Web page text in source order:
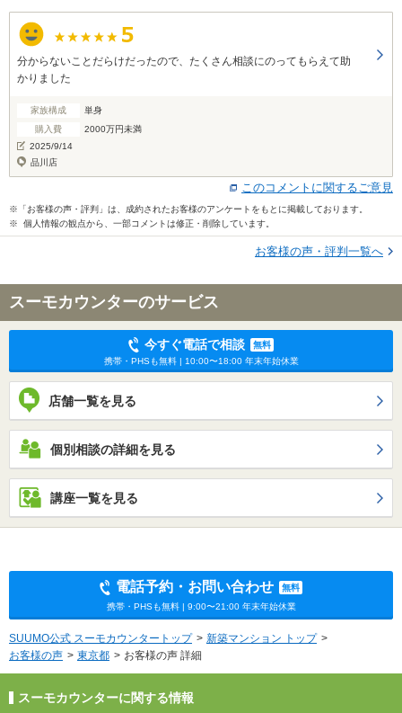
分からないことだらけだったので、たくさん相談にのってもらえて助
かりました
家族構成
単身
購入費
2000万円未満
2025/9/14
品川店
このコメントに関するご意見
※「お客様の声・評判」は、成約されたお客様のアンケートをもとに掲載しております。
※ 個人情報の観点から、一部コメントは修正・削除しています。
お客様の声・評判一覧へ
スーモカウンターのサービス
今すぐ電話で相談
無料
携帯・PHSも無料 | 10:00〜18:00 年末年始休業
店舗一覧を見る
個別相談の詳細を見る
講座一覧を見る
電話予約・お問い合わせ
無料
携帯・PHSも無料 | 9:00〜21:00 年末年始休業
SUUMO公式 スーモカウンタートップ
新築マンション トップ
お客様の声
東京都 お客様の声 詳細
スーモカウンターに関する情報